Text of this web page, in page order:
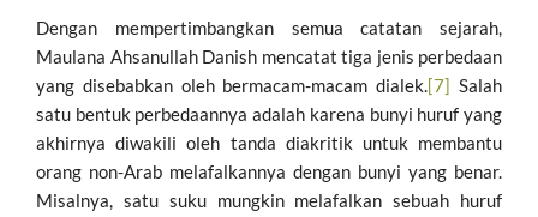
Dengan mempertimbangkan semua catatan sejarah,
Maulana Ahsanullah Danish mencatat tiga jenis perbedaan
yang disebabkan oleh bermacam-macam dialek.[7] Salah
satu bentuk perbedaannya adalah karena bunyi huruf yang
akhirnya diwakili oleh tanda diakritik untuk membantu
orang non-Arab melafalkannya dengan bunyi yang benar.
Misalnya, satu suku mungkin melafalkan sebuah huruf